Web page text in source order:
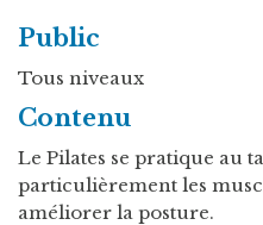
Public
Tous niveaux
Contenu
Le Pilates se pratique au
particulièrement les
améliorer la posture.